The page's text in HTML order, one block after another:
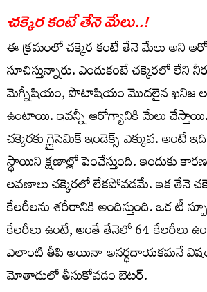
చ‌క్కెర కంటే తేనె మేలు..!
ఈ క్ర‌మంలో చ‌క్కెర కంటే తేనె మేలు అని
సూచిస్తున్నారు. ఎందుకంటే చ‌క్కెర‌లో లేని
మెగ్నీషియం, పొటాషియం మొద‌లైన ఖ‌నిజ
ఉంటాయి. ఇవ‌న్నీ ఆరోగ్యానికి మేలు
చ‌క్కెర‌కు గ్లైసెమిక్ ఇండెక్స్ ఎక్కువ‌. అంటే
స్థాయిని క్ష‌ణాల్లో పెంచేస్తుంది. ఇందుకు
ల‌వణాలు చ‌క్కెర‌లో లేక‌పోవ‌డ‌మే. ఇక తేనె
కేల‌రీల‌ను శ‌రీరానికి అందిస్తుంది. ఒక టీ
కేల‌రీలు ఉంటే, అంతే తేనెలో 64 కేల‌రీలు
ఎలాంటి తీపి అయినా అన‌ర్ధ‌దాయ‌క‌మ‌నే
మోతాదులో తీసుకోవ‌డం బెట‌ర్.